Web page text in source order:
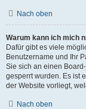
Nach oben
Warum kann ich mich
Dafür gibt es viele
Benutzername und Ihr
Sie sich an einen
gesperrt wurden. Es ist
der Website vorliegt,
Nach oben